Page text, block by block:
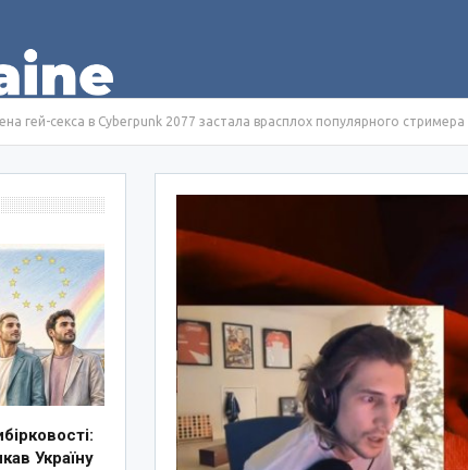
гей-секса в Cyberpunk 2077 застала врасплох популярного стримера
Україну